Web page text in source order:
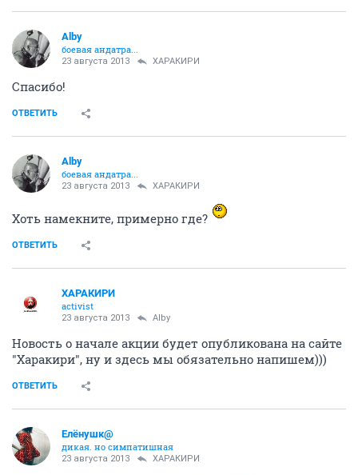
Alby
боевая андатра...
23 августа 2013 ХАРАКИРИ
Спасибо!
ОТВЕТИТЬ
Alby
боевая андатра...
23 августа 2013 ХАРАКИРИ
Хоть намекните, примерно где?
ОТВЕТИТЬ
ХАРАКИРИ
activist
23 августа 2013 Alby
Новость о начале акции будет опубликована на сайте
"Харакири", ну и здесь мы обязательно напишем)))
ОТВЕТИТЬ
Елёнушк@
дикая. но симпатишная
23 августа 2013 ХАРАКИРИ